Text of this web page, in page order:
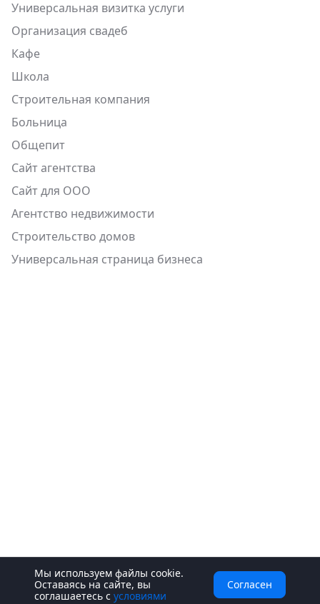
Универсальная визитка услуги
Организация свадеб
Кафе
Школа
Строительная компания
Больница
Общепит
Сайт агентства
Сайт для ООО
Агентство недвижимости
Строительство домов
Универсальная страница бизнеса
Мы используем файлы cookie.
Оставаясь на сайте, вы
соглашаетесь с условиями
Согласен